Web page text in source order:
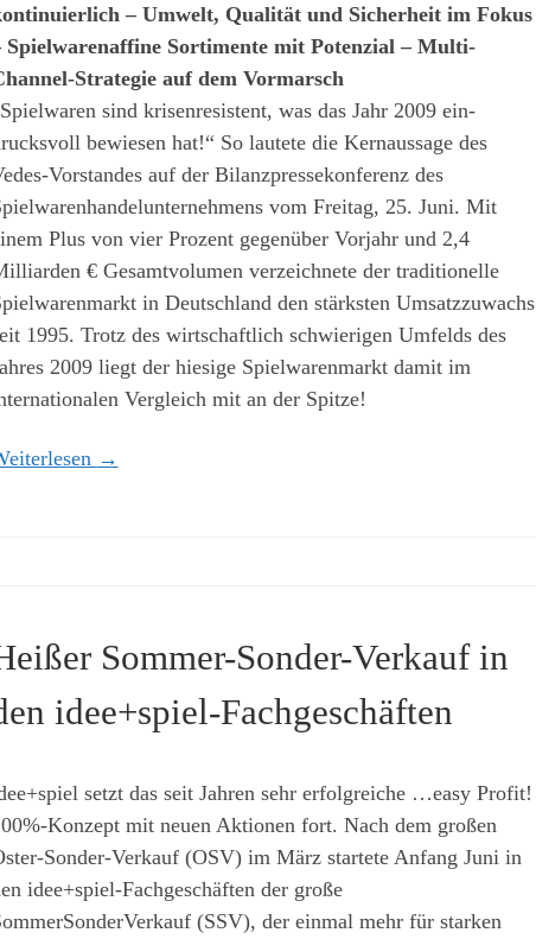
– Umwelt, Qualität und Sicherheit im Fokus
Spielwarenaffine Sortimente mit Potenzial – Multi-
Strategie auf dem Vormarsch
sind krisenresistent, was das Jahr 2009 ein-
bewiesen hat!“ So lautete die Kernaussage des
Vorstandes auf der Bilanzpressekonferenz des
vom Freitag, 25. Juni. Mit
Plus von vier Prozent gegenüber Vorjahr und 2,4
€ Gesamtvolumen verzeichnete der traditionelle
in Deutschland den stärksten Umsatzzuwachs
1995. Trotz des wirtschaftlich schwierigen Umfelds des
2009 liegt der hiesige Spielwarenmarkt damit im
Vergleich mit an der Spitze!
→
Sommer-Sonder-Verkauf in
idee+spiel-Fachgeschäften
setzt das seit Jahren sehr erfolgreiche …easy Profit!
Konzept mit neuen Aktionen fort. Nach dem großen
Sonder-Verkauf (OSV) im März startete Anfang Juni in
idee+spiel-Fachgeschäften der große
(SSV), der einmal mehr für starken